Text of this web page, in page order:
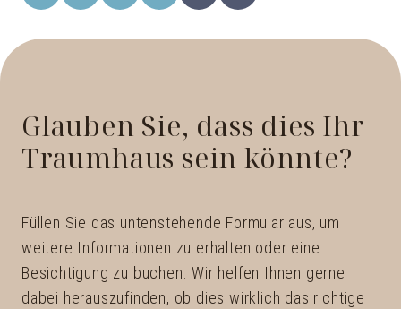
Glauben Sie, dass dies Ihr
Traumhaus sein könnte?
Füllen Sie das untenstehende Formular aus, um
weitere Informationen zu erhalten oder eine
Besichtigung zu buchen. Wir helfen Ihnen gerne
dabei herauszufinden, ob dies wirklich das richtige